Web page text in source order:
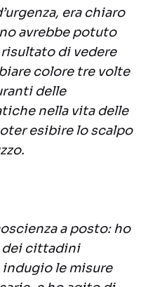
era chiaro
avrebbe potuto
di vedere
colore tre volte
delle
nella vita delle
esibire lo scalpo
a posto: ho
dei cittadini
le misure